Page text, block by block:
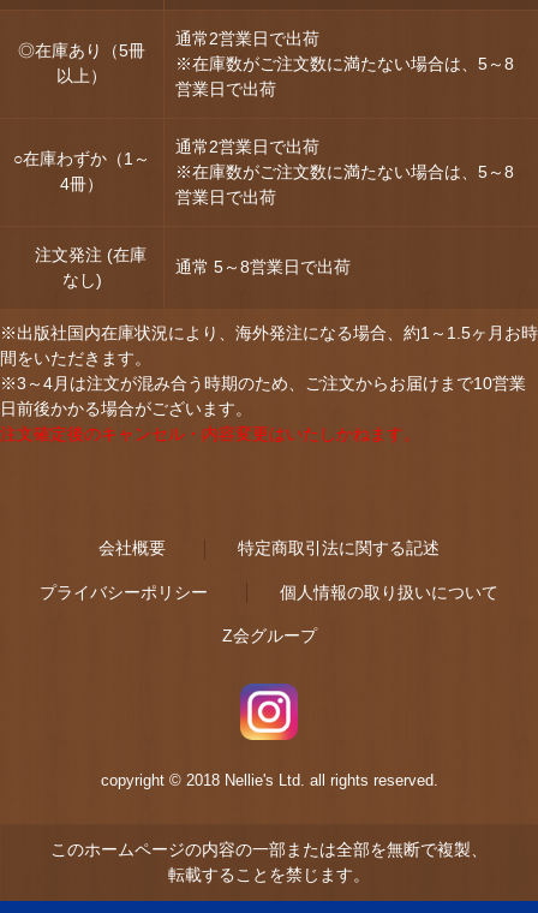
◎在庫あり（5冊
以上）
通常2営業日で出荷
※在庫数がご注文数に満たない場合は、5～8
営業日で出荷
○在庫わずか（1～
4冊）
通常2営業日で出荷
※在庫数がご注文数に満たない場合は、5～8
営業日で出荷
注文発注 (在庫
なし)
通常 5～8営業日で出荷
※出版社国内在庫状況により、海外発注になる場合、約1～1.5ヶ月お時
間をいただきます。
※3～4月は注文が混み合う時期のため、ご注文からお届けまで10営業
日前後かかる場合がございます。
注文確定後のキャンセル・内容変更はいたしかねます。
会社概要 特定商取引法に関する記述
プライバシーポリシー 個人情報の取り扱いについて
Z会グループ
copyright © 2018 Nellie's Ltd. all rights reserved.
このホームページの内容の一部または全部を無断で複製、
転載することを禁じます。